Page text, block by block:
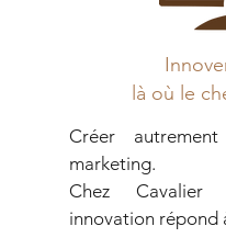
là où le
Créer
marketing.
Chez Cavalier
innovation répond